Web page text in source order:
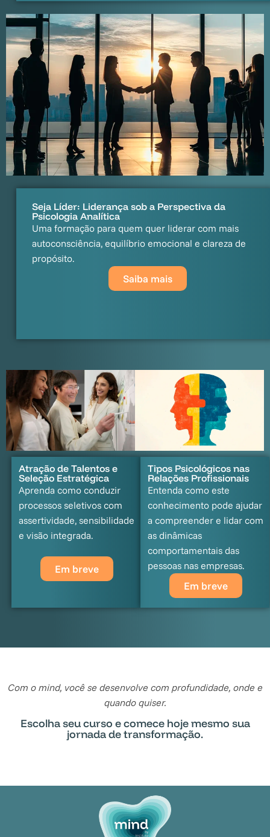
Seja Líder: Liderança sob a Perspectiva da
Psicologia Analítica
Uma formação para quem quer liderar com mais
autoconsciência, equilíbrio emocional e clareza de
propósito.
Saiba mais
Atração de Talentos e
Seleção Estratégica
Aprenda como conduzir
processos seletivos com
assertividade, sensibilidade
e visão integrada.
Em breve
Tipos Psicológicos nas
Relações Profissionais
Entenda como este
conhecimento pode ajudar
a compreender e lidar com
as dinâmicas
comportamentais das
pessoas nas empresas.
Em breve
Com o mind, você se desenvolve com profundidade, onde e
quando quiser.
Escolha seu curso e comece hoje mesmo sua
jornada de transformação.